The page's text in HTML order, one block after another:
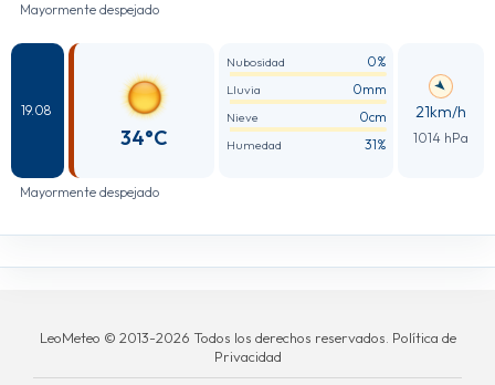
Mayormente despejado
19.08
34°C
Nubosidad 0%
Lluvia 0mm
Nieve 0cm
Humedad 31%
21km/h
1014 hPa
Mayormente despejado
LeoMeteo © 2013-2026 Todos los derechos reservados. Política de
Privacidad